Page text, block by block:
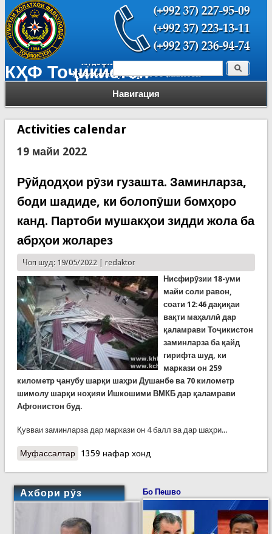
КҲФ Тоҷикистон
Навигация
Форма поиска Поиск
Activities calendar
19 майи 2022
Рӯйдодҳои рӯзи гузашта. Заминларза,
боди шадиде, ки болопӯши бомҳоро
канд. Партоби мушакҳои зидди жола ба
абрҳои жоларез
Чоп шуд: 19/05/2022 | redaktor
Нисфирӯзии 18-уми
майи соли равон,
соати 12:46 дақиқаи
вақти маҳаллӣ дар
қаламрави Тоҷикистон
заминларза ба қайд
гирифта шуд, ки
маркази он 259
километр ҷанубу шарқи шаҳри Душанбе ва 70 километр
шимолу шарқи ноҳияи Ишкошими ВМКБ дар қаламрави
Афғонистон буд.
Қувваи заминларза дар маркази он 4 балл ва дар шаҳри...
Муфассалтаро Рӯйдодҳои рӯзи гузашта. Заминларза, боди
1359 нафар хонд
Ахбори рӯз Бо Пешво